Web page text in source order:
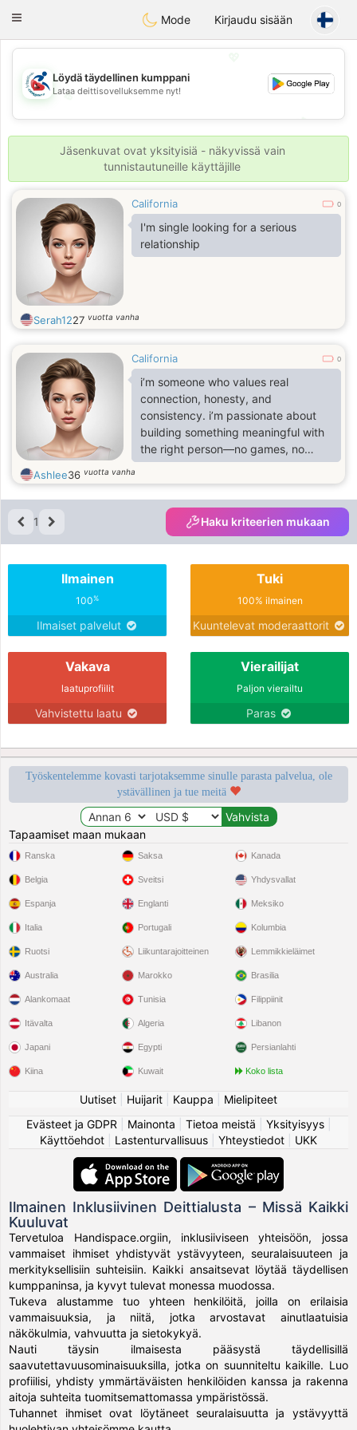
Handi Space
Toggle
Mode Kirjaudu sisään
💖
💕
💕
Löydä täydellinen kumppani
Lataa deittisovelluksemme nyt!
Jäsenkuvat ovat yksityisiä - näkyvissä vain
tunnistautuneille käyttäjille
California 0
I'm single looking for a serious
relationship
Serah1227 vuotta vanha
California 0
i’m someone who values real
connection, honesty, and
consistency. i’m passionate about
building something meaningful with
the right person—no games, no
confusion, just two people who
genuinely want each other and are
willing to grow together.
Ashlee36 vuotta vanha
1 Haku kriteerien mukaan
Ilmainen
100%
Ilmaiset palvelut
Tuki
100% ilmainen
Kuuntelevat moderaattorit
Vakava
laatuprofiilit
Vahvistettu laatu
Vierailijat
Paljon vierailtu
Paras
Työskentelemme kovasti tarjotaksemme sinulle parasta palvelua, ole
ystävällinen ja tue meitä
Tapaamiset maan mukaan
Ranska
Belgia
Espanja
Italia
Ruotsi
Saksa
Sveitsi
Englanti
Portugali
Liikuntarajoitteinen
Kanada
Yhdysvallat
Meksiko
Kolumbia
Lemmikkieläimet
Australia
Alankomaat
Itävalta
Japani
Kiina
Marokko
Tunisia
Algeria
Egypti
Kuwait
Brasilia
Filippiinit
Libanon
Persianlahti
Koko lista
Uutiset Huijarit Kauppa
Mielipiteet
Evästeet ja GDPR
Mainonta Tietoa meistä Yksityisyys|
Käyttöehdot
Lastenturvallisuus Yhteystiedot UKK
Ilmainen Inklusiivinen Deittialusta – Missä Kaikki
Kuuluvat
Tervetuloa Handispace.orgiin, inklusiiviseen yhteisöön, jossa
vammaiset ihmiset yhdistyvät ystävyyteen, seuralaisuuteen ja
merkityksellisiin suhteisiin. Kaikki ansaitsevat löytää täydellisen
kumppaninsa, ja kyvyt tulevat monessa muodossa.
Tukeva alustamme tuo yhteen henkilöitä, joilla on erilaisia
vammaisuuksia, ja niitä, jotka arvostavat ainutlaatuisia
näkökulmia, vahvuutta ja sietokykyä.
Nauti täysin ilmaisesta pääsystä täydellisillä
saavutettavuusominaisuuksilla, jotka on suunniteltu kaikille. Luo
profiilisi, yhdisty ymmärtäväisten henkilöiden kanssa ja rakenna
aitoja suhteita tuomitsemattomassa ympäristössä.
Tuhannet ihmiset ovat löytäneet seuralaisuutta ja ystävyyttä